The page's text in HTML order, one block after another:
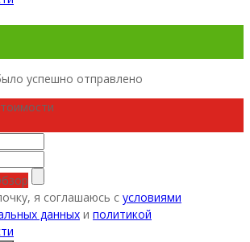
успешно отправлено
я соглашаюсь с условиями
данных и политикой